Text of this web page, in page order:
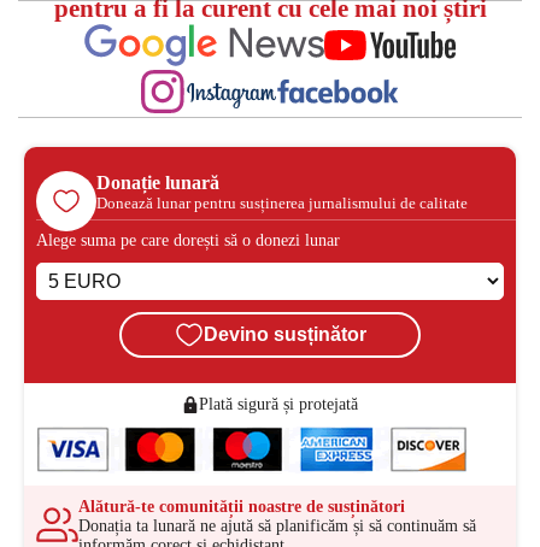
pentru a fi la curent cu cele mai noi știri
Donație lunară
Donează lunar pentru susținerea jurnalismului de calitate
Alege suma pe care dorești să o donezi lunar
Devino susținător
Plată sigură și protejată
Alătură-te comunității noastre de susținători
Donația ta lunară ne ajută să planificăm și să continuăm să